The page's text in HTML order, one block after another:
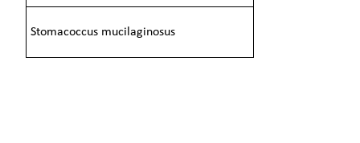
Stomacoccus mucilaginosus